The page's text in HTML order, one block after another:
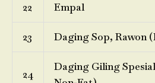
22 Empal
23 Daging Sop, Rawon
24
Daging Giling